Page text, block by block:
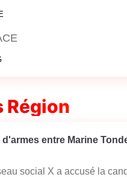
Région
d'armes entre Marine
social X a accusé la